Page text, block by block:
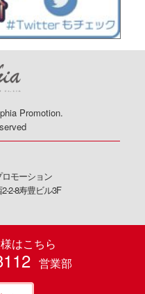
Promotion.
モーション
2-8寿豊ビル3F
はこちら
営業部